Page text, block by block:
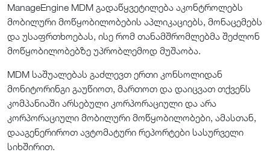
ManageEngine MDM გადაწყვეტილება აკონტროლებს
მობილური მოწყობილობების აპლიკაციებს, მონაცემებს
და უსაფრთხოებას, ისე რომ თანამშრომლებმა შეძლონ
მოწყობილობებზე უპრობლემოდ მუშაობა.
MDM საშუალებას გაძლევთ ერთი კონსოლიდან
მონიტორინგი გაუწიოთ, მართოთ და დაიცვათ თქვენს
კომპანიაში არსებული კორპორაციული და არა
კორპორაციული მობილური მოწყობილობები, ამასთან,
დააგენერიროთ ავტომატური რეპორტები სასურველი
სიხშირით.